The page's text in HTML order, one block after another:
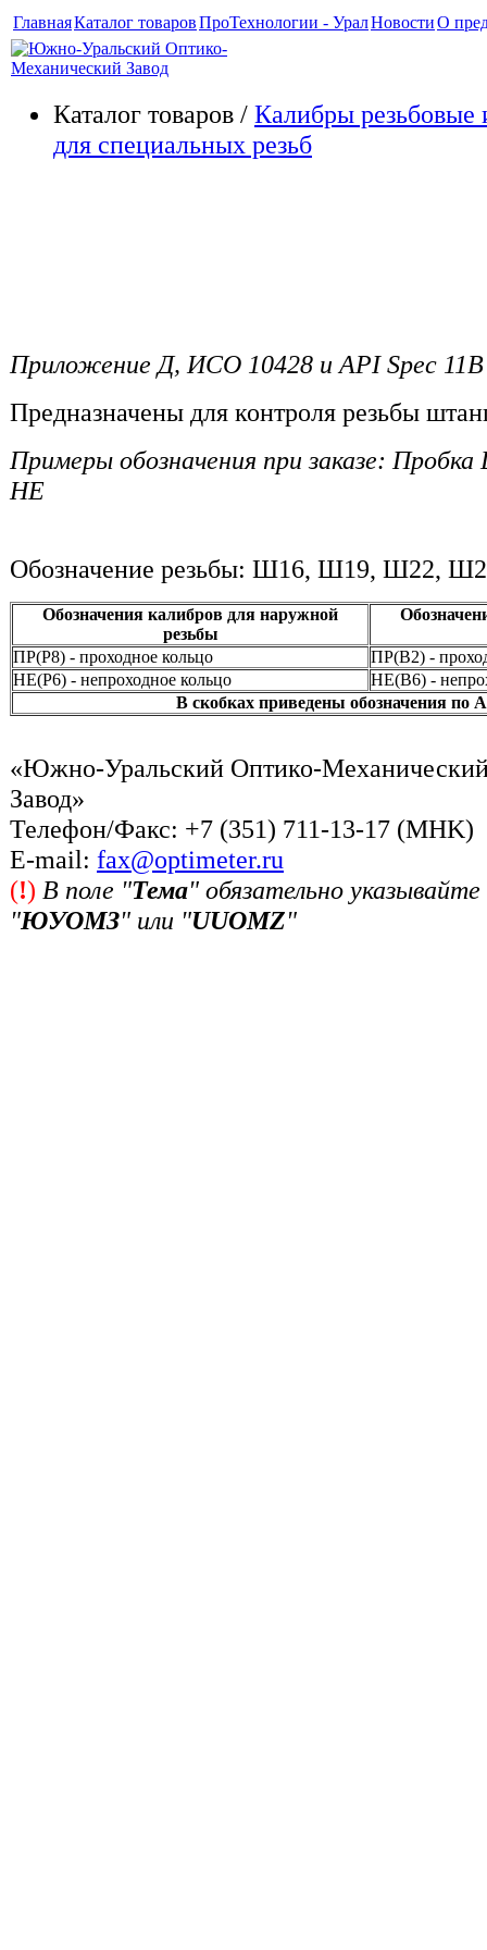
ГлавнаяКаталог товаровПроТехнологии - УралНовостиО
Каталог товаров / Калибры резьбовые
для специальных резьб
Приложение Д, ИСО 10428 и API Spec 11B
Предназначены для контроля резьбы
Примеры обозначения при заказе:
НЕ
Обозначение резьбы: Ш16, Ш19, Ш22,
Обозначения калибров для наружной
резьбы
ПР(Р8) - проходное кольцо
ПР(В2) -
НЕ(Р6) - непроходное кольцо
НЕ(В6) -
В скобках приведены обозначения по
«Южно-Уральский Оптико-
Завод»
Телефон/Факс: +7 (351) 711-13-17 (MHK)
Е-mail: fax@optimeter.ru
(!) В поле "Тема" обязательно указывайте
"ЮУОМЗ" или "UUOMZ"